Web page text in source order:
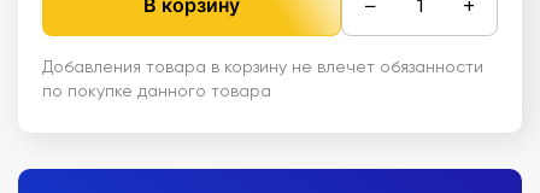
В корзину
Добавления товара в корзину не влечет обязанности
по покупке данного товара